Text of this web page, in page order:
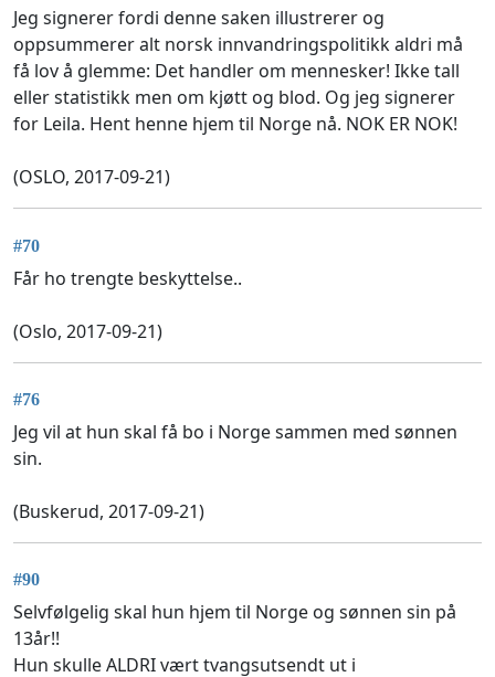
Jeg signerer fordi denne saken illustrerer og
oppsummerer alt norsk innvandringspolitikk aldri må
få lov å glemme: Det handler om mennesker! Ikke tall
eller statistikk men om kjøtt og blod. Og jeg signerer
for Leila. Hent henne hjem til Norge nå. NOK ER NOK!
(OSLO, 2017-09-21)
#70
Får ho trengte beskyttelse..
(Oslo, 2017-09-21)
#76
Jeg vil at hun skal få bo i Norge sammen med sønnen
sin.
(Buskerud, 2017-09-21)
#90
Selvfølgelig skal hun hjem til Norge og sønnen sin på
13år!!
Hun skulle ALDRI vært tvangsutsendt ut i